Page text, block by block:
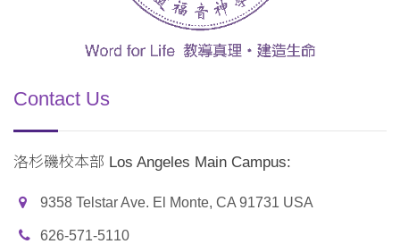
Contact Us
洛杉磯校本部 Los Angeles Main Campus:
9358 Telstar Ave. El Monte, CA 91731 USA
626-571-5110